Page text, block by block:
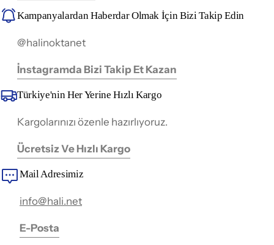
Kampanyalardan Haberdar Olmak İçin Bizi Takip Edin
@halinoktanet
İnstagramda Bizi Takip Et Kazan
Türkiye'nin Her Yerine Hızlı Kargo
Kargolarınızı özenle hazırlıyoruz.
Ücretsiz Ve Hızlı Kargo
Mail Adresimiz
info@hali.net
E-Posta